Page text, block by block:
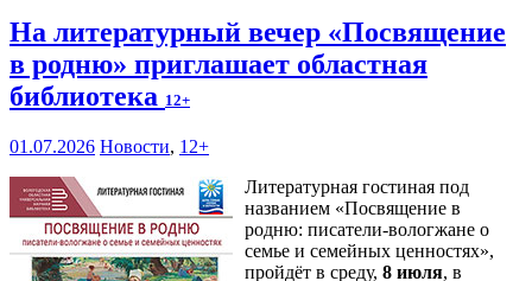
На литературный вечер «Посвящение
в родню» приглашает областная
библиотека 12+
01.07.2026 Новости, 12+
Литературная гостиная под
названием «Посвящение в
родню: писатели-вологжане о
семье и семейных ценностях»,
пройдёт в среду, 8 июля, в